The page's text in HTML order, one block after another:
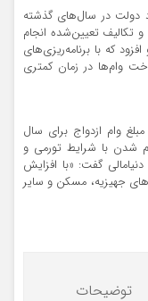
دولت در سال‌های گذشته
تکالیف تعیین‌شده انجام
که با برنامه‌ریزی‌های
وام‌ها در زمان کمتری
وام ازدواج برای سال
شدن با شرایط تورمی و
گفت: «با افزایش
جهیزیه، مسکن و سایر
توضیحات